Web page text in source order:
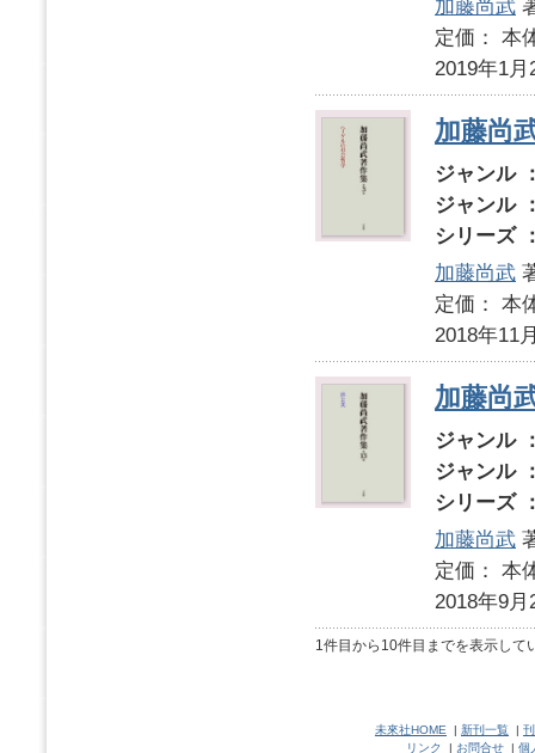
加藤尚武
定価：
2019年1月
加藤尚
ジャンル
ジャンル
シリーズ
加藤尚武
定価：
2018年11
加藤尚
ジャンル
ジャンル
シリーズ
加藤尚武
定価：
2018年9月
1件目から10件目までを表示して
未來社HOME | 新刊一覧 |
リンク
| お問合せ | 個